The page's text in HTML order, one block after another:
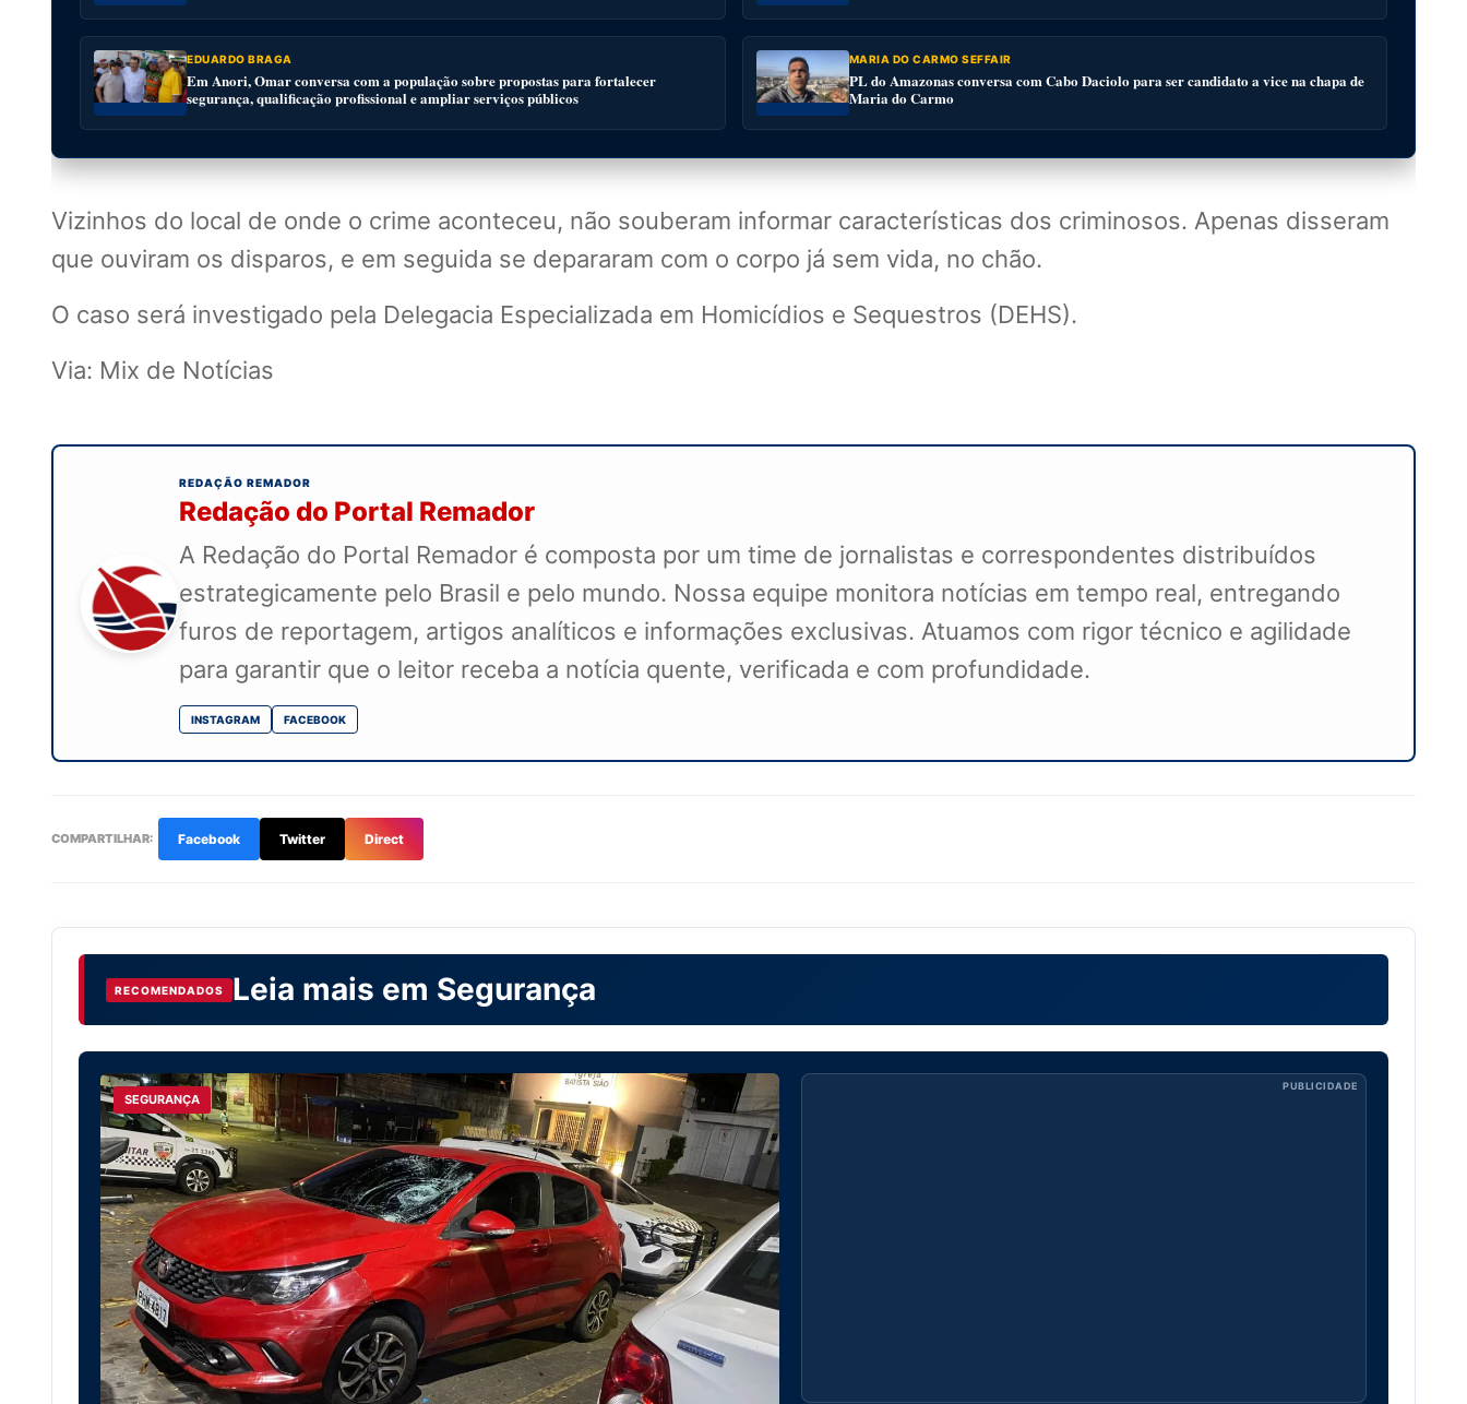
EDUARDO BRAGA
Em Anori, Omar conversa com a população sobre propostas para fortalecer
segurança, qualificação profissional e ampliar serviços públicos
MARIA DO CARMO SEFFAIR
PL do Amazonas conversa com Cabo Daciolo para ser candidato a vice na chapa de
Maria do Carmo
Vizinhos do local de onde o crime aconteceu, não souberam informar características dos criminosos. Apenas disseram
que ouviram os disparos, e em seguida se depararam com o corpo já sem vida, no chão.
O caso será investigado pela Delegacia Especializada em Homicídios e Sequestros (DEHS).
Via: Mix de Notícias
REDAÇÃO REMADOR
Redação do Portal Remador
A Redação do Portal Remador é composta por um time de jornalistas e correspondentes distribuídos
estrategicamente pelo Brasil e pelo mundo. Nossa equipe monitora notícias em tempo real, entregando
furos de reportagem, artigos analíticos e informações exclusivas. Atuamos com rigor técnico e agilidade
para garantir que o leitor receba a notícia quente, verificada e com profundidade.
INSTAGRAM FACEBOOK
COMPARTILHAR: Facebook Twitter Direct
RECOMENDADOS Leia mais em Segurança
SEGURANÇA
PUBLICIDADE